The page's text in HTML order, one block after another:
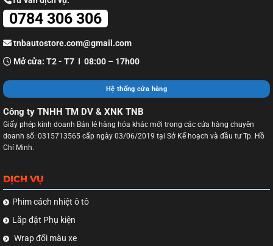
0784 306 306
tnbautostore.com@gmail.com
Mở cửa: T2 - T7 I 08:00 – 17h00
Hệ thống cửa hàng
Công ty TNHH TM DV & XNK TNB
Giấy phép kinh doanh Bán lẻ hàng hóa khác mới trong các cửa hàng chuyên
doanh số: 0315713565 cấp ngày 03/06/2019 tại Sở Kế hoạch và đầu tư Tp. Hồ
Chí Minh.
DỊCH VỤ
Phim cách nhiệt ô tô
Lắp đặt Phụ kiện
Wrap đổi màu xe